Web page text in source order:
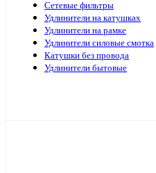
Сетевые фильтры
Удлинители на катушках
Удлинители на рамке
Удлинители силовые смотка
Катушки без провода
Удлинители бытовые